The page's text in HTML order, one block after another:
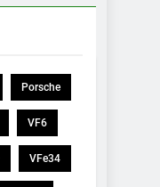
Porsche
VF6
VFe34